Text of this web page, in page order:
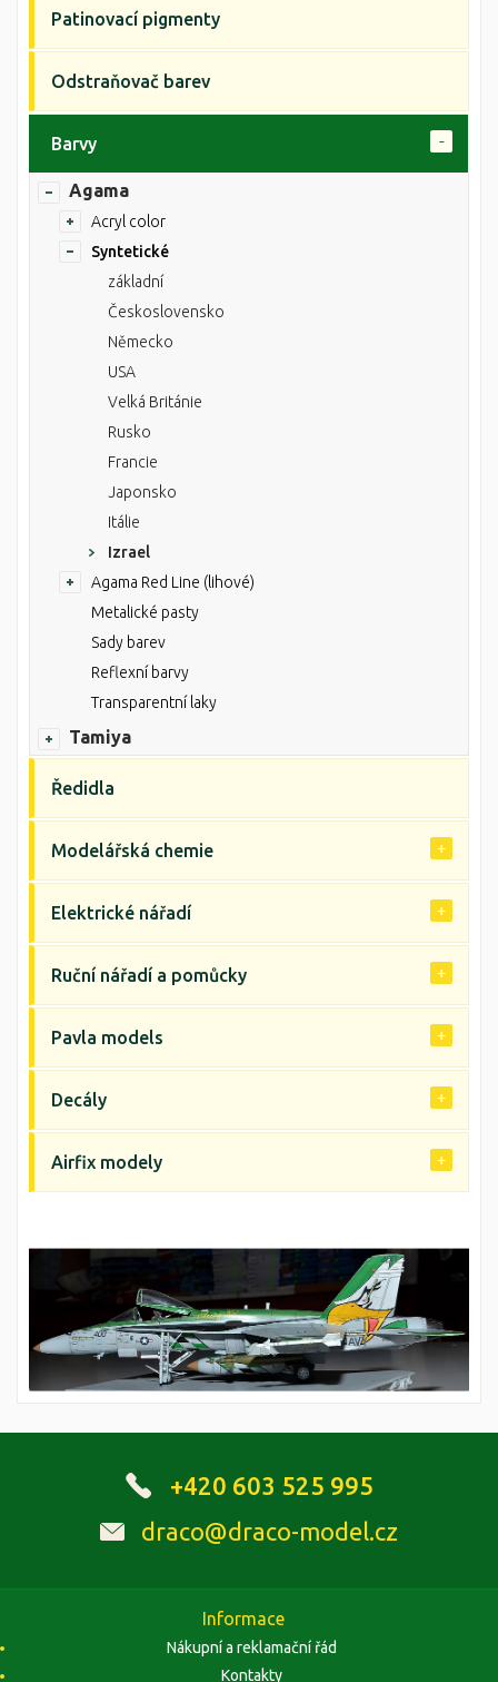
Patinovací pigmenty
Odstraňovač barev
Barvy
Agama
Acryl color
Syntetické
základní
Československo
Německo
USA
Velká Británie
Rusko
Francie
Japonsko
Itálie
Izrael
Agama Red Line (lihové)
Metalické pasty
Sady barev
Reflexní barvy
Transparentní laky
Tamiya
Ředidla
Modelářská chemie
Elektrické nářadí
Ruční nářadí a pomůcky
Pavla models
Decály
Airfix modely
+420 603 525 995
draco@draco-model.cz
Informace
Nákupní a reklamační řád
Kontakty